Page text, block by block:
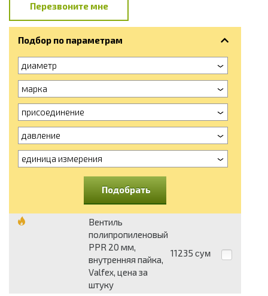
Перезвоните мне
Подбор по параметрам
диаметр
марка
присоединение
давление
единица измерения
Подобрать
Вентиль
полипропиленовый
PPR 20 мм,
внутренняя пайка,
Valfex, цена за
штуку
11235 сум